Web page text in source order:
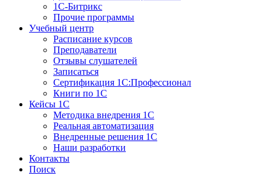
1С-Битрикс
Прочие программы
Учебный центр
Расписание курсов
Преподаватели
Отзывы слушателей
Записаться
Сертификация 1С:Профессионал
Книги по 1С
Кейсы 1С
Методика внедрения 1С
Реальная автоматизация
Внедренные решения 1С
Наши разработки
Контакты
Поиск